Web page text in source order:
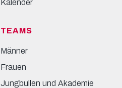
Kalender
TEAMS
Männer
Frauen
Jungbullen und Akademie